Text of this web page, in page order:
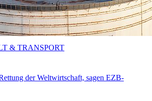
der Weltwirtschaft, sagen EZB-
& TRANSPORT